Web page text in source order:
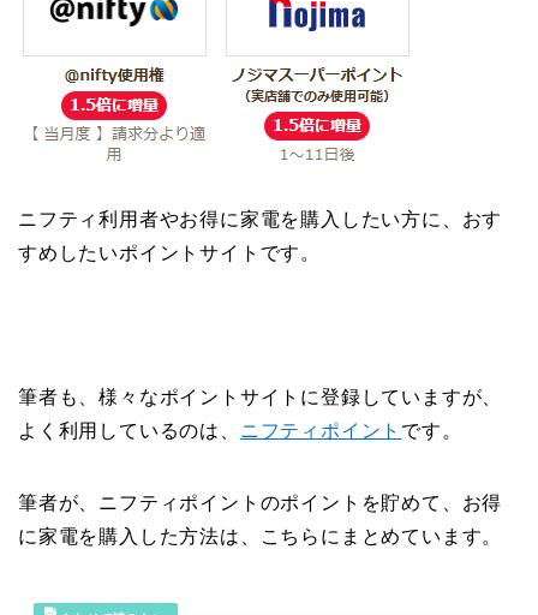
ニフティ利用者やお得に家電を購入したい方に、おす
すめしたいポイントサイトです。
筆者も、様々なポイントサイトに登録していますが、
よく利用しているのは、 ニフティポイント です。
筆者が、ニフティポイントのポイントを貯めて、お得
に家電を購入した方法は、こちらにまとめています。